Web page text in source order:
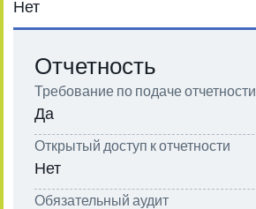
Нет
Отчетность
Требование по подаче отчетности
Да
Открытый доступ к отчетности
Нет
Обязательный аудит